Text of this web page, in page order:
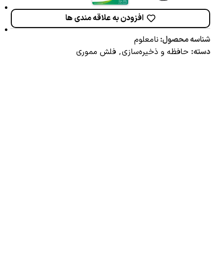
افزودن به علاقه مندی ها
شناسه محصول: نامعلوم
دسته: حافظه و ذخیره‌سازی, فلش مموری